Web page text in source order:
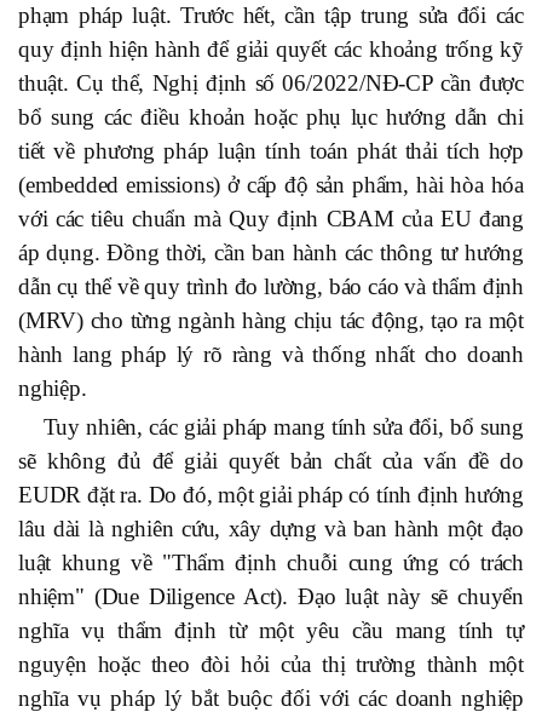
phạm pháp luật. Trước hết, cần tập trung sửa đổi các
quy định hiện hành để giải quyết các khoảng trống kỹ
thuật. Cụ thể, Nghị định số 06/2022/NĐ-CP cần được
bổ sung các điều khoản hoặc phụ lục hướng dẫn chi
tiết về phương pháp luận tính toán phát thải tích hợp
(embedded emissions) ở cấp độ sản phẩm, hài hòa hóa
với các tiêu chuẩn mà Quy định CBAM của EU đang
áp dụng. Đồng thời, cần ban hành các thông tư hướng
dẫn cụ thể về quy trình đo lường, báo cáo và thẩm định
(MRV) cho từng ngành hàng chịu tác động, tạo ra một
hành lang pháp lý rõ ràng và thống nhất cho doanh
nghiệp.
Tuy nhiên, các giải pháp mang tính sửa đổi, bổ sung
sẽ không đủ để giải quyết bản chất của vấn đề do
EUDR đặt ra. Do đó, một giải pháp có tính định hướng
lâu dài là nghiên cứu, xây dựng và ban hành một đạo
luật khung về "Thẩm định chuỗi cung ứng có trách
nhiệm" (Due Diligence Act). Đạo luật này sẽ chuyển
nghĩa vụ thẩm định từ một yêu cầu mang tính tự
nguyện hoặc theo đòi hỏi của thị trường thành một
nghĩa vụ pháp lý bắt buộc đối với các doanh nghiệp